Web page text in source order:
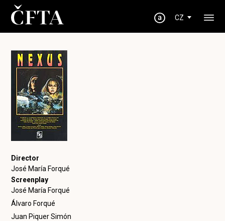
CZ
Director
José María Forqué
Screenplay
José María Forqué
Álvaro Forqué
Juan Piquer Simón